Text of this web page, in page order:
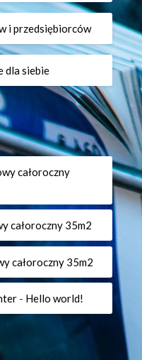
i przedsiębiorców
dla siebie
całoroczny
całoroczny 35m2
całoroczny 35m2
- Hello world!